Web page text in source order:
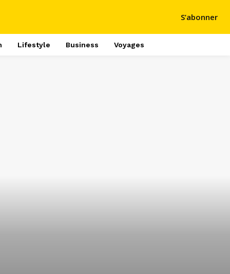
S’abonner
Lifestyle Business Voyages